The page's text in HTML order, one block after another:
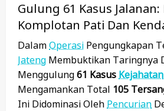
Gulung 61 Kasus
Komplotan Pati Dan
DalamOperasi Pengungkapan
Jateng Membuktikan Taringnya
Menggulung61 Kasus Kejahatan
Mengamankan Total 105
Ini Didominasi Oleh Pencurian